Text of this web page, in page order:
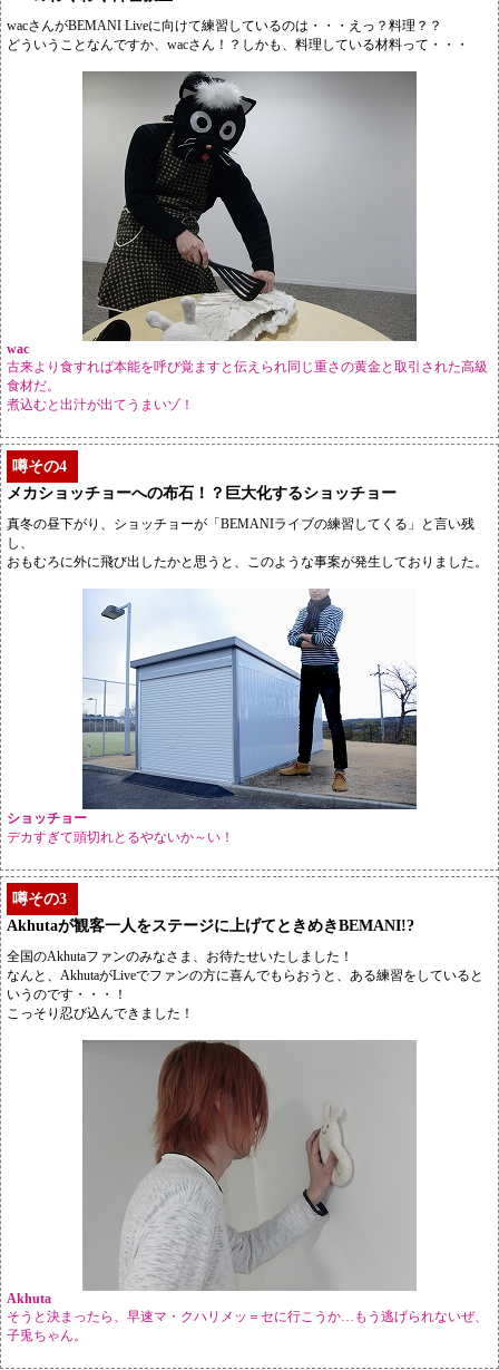
wacさんがBEMANI Liveに向けて練習しているのは・・・えっ？料理？？
どういうことなんですか、wacさん！？しかも、料理している材料って・・・
wac
古来より食すれば本能を呼び覚ますと伝えられ同じ重さの黄金と取引された高級
食材だ。
煮込むと出汁が出てうまいゾ！
噂その4
メカショッチョーへの布石！？巨大化するショッチョー
真冬の昼下がり、ショッチョーが「BEMANIライブの練習してくる」と言い残
し、
おもむろに外に飛び出したかと思うと、このような事案が発生しておりました。
ショッチョー
デカすぎて頭切れとるやないか～い！
噂その3
Akhutaが観客一人をステージに上げてときめきBEMANI!?
全国のAkhutaファンのみなさま、お待たせいたしました！
なんと、AkhutaがLiveでファンの方に喜んでもらおうと、ある練習をしていると
いうのです・・・！
こっそり忍び込んできました！
Akhuta
そうと決まったら、早速マ・クハリメッ＝セに行こうか…もう逃げられないぜ、
子兎ちゃん。